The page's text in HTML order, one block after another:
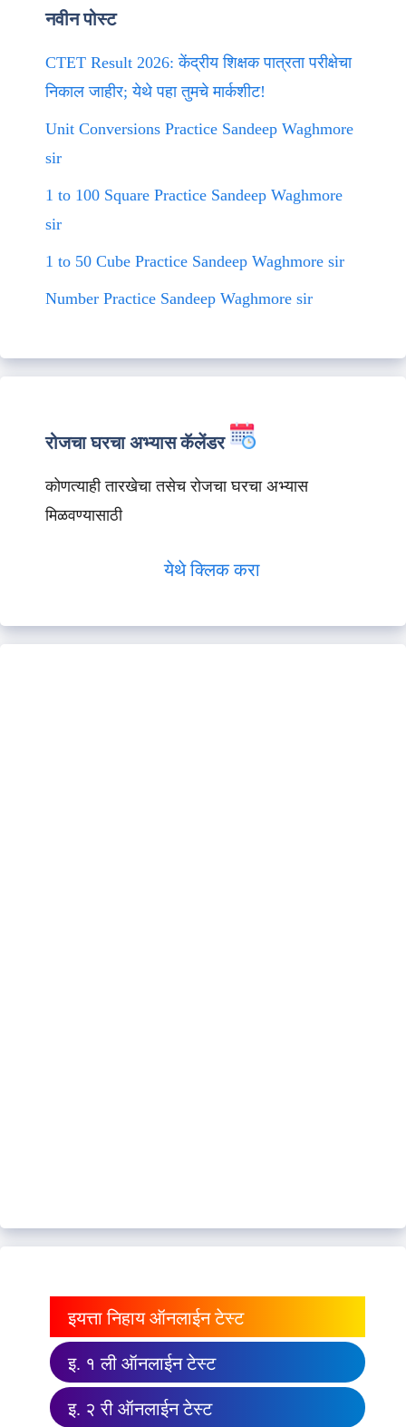
नवीन पोस्ट
CTET Result 2026: केंद्रीय शिक्षक पात्रता परीक्षेचा
निकाल जाहीर; येथे पहा तुमचे मार्कशीट!
Unit Conversions Practice Sandeep Waghmore
sir
1 to 100 Square Practice Sandeep Waghmore
sir
1 to 50 Cube Practice Sandeep Waghmore sir
Number Practice Sandeep Waghmore sir
रोजचा घरचा अभ्यास कॅलेंडर
कोणत्याही तारखेचा तसेच रोजचा घरचा अभ्यास
मिळवण्यासाठी
येथे क्लिक करा
इयत्ता निहाय ऑनलाईन टेस्ट
इ. १ ली ऑनलाईन टेस्ट
इ. २ री ऑनलाईन टेस्ट